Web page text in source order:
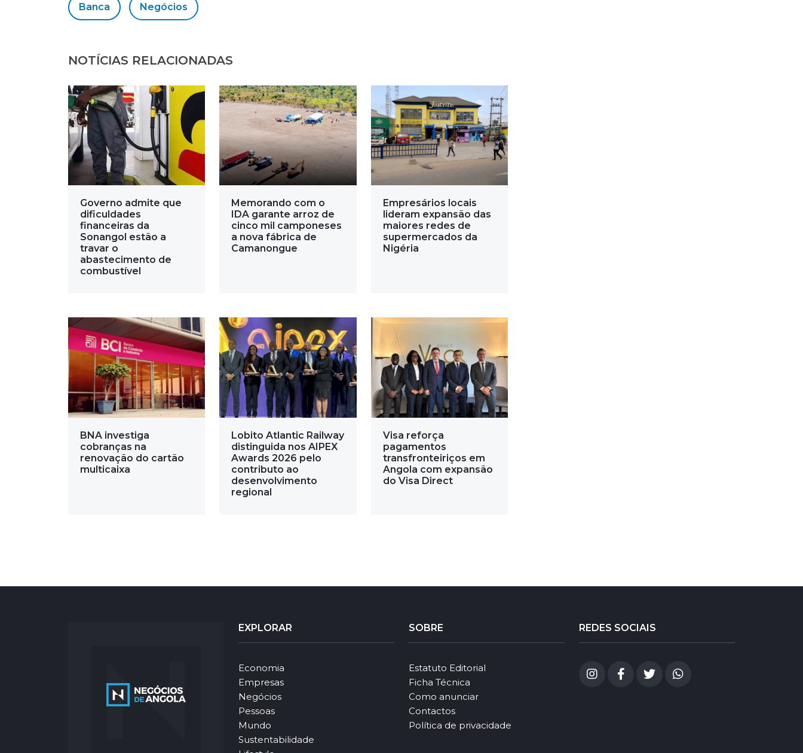
Banca Negócios
NOTÍCIAS RELACIONADAS
Governo admite que
dificuldades
financeiras da
Sonangol estão a
travar o
abastecimento de
combustível
Memorando com o
IDA garante arroz de
cinco mil camponeses
a nova fábrica de
Camanongue
Empresários locais
lideram expansão das
maiores redes de
supermercados da
Nigéria
BNA investiga
cobranças na
renovação do cartão
multicaixa
Lobito Atlantic Railway
distinguida nos AIPEX
Awards 2026 pelo
contributo ao
desenvolvimento
regional
Visa reforça
pagamentos
transfronteiriços em
Angola com expansão
do Visa Direct
EXPLORAR
Economia
Empresas
Negócios
Pessoas
Mundo
Sustentabilidade
SOBRE
Estatuto Editorial
Ficha Técnica
Como anunciar
Contactos
Política de privacidade
REDES SOCIAIS